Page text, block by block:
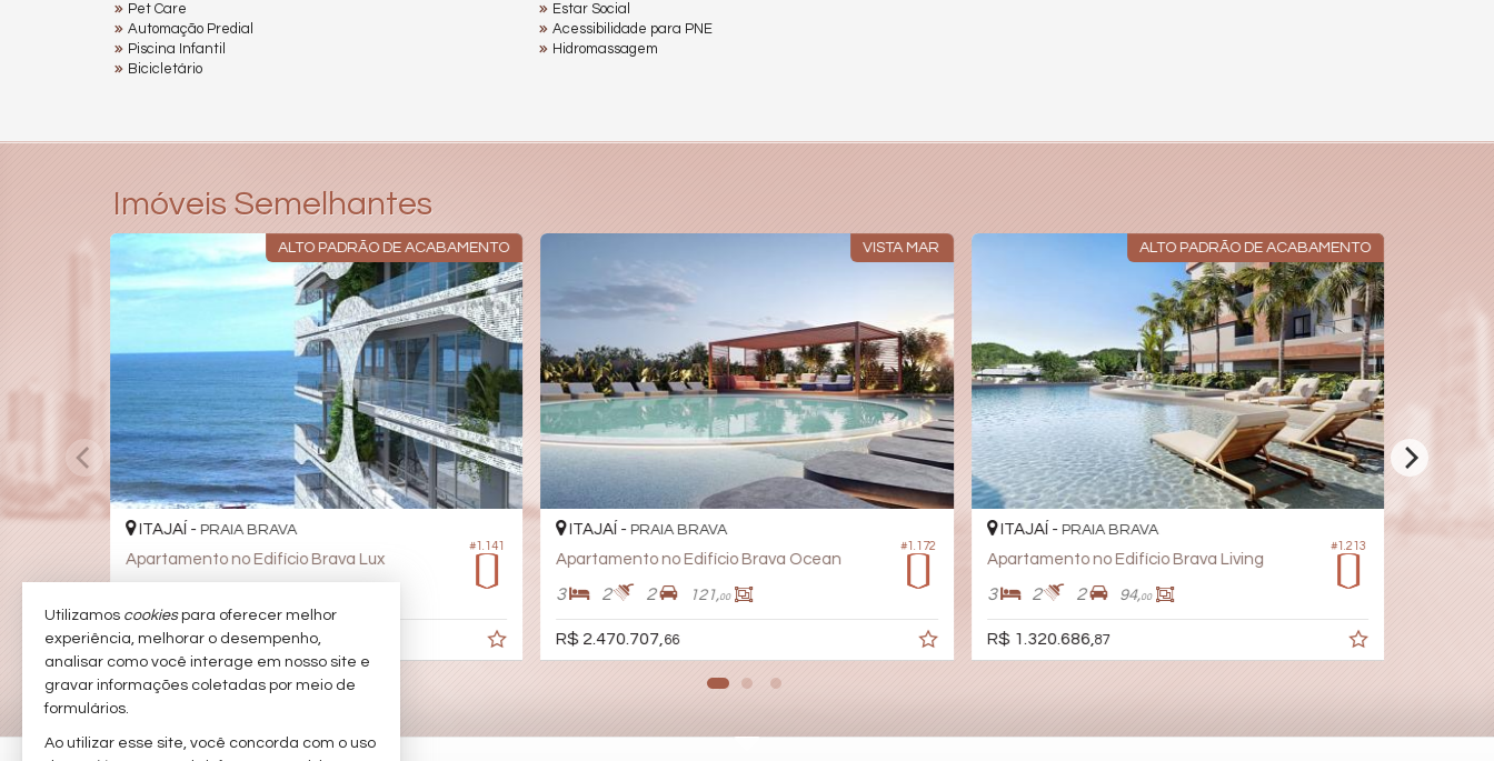
Pet Care
Automação Predial
Piscina Infantil
Bicicletário
Estar Social
Acessibilidade para PNE
Hidromassagem
Imóveis Semelhantes
ALTO PADRÃO DE ACABAMENTO
#1.141
ITAJAÍ - PRAIA BRAVA
Apartamento no Edifício Brava Lux
R$ 5.641.200,00
VISTA MAR
#1.172
ITAJAÍ - PRAIA BRAVA
Apartamento no Edifício Brava Ocean
3 2 2 121,00
R$ 2.470.707,66
ALTO PADRÃO DE ACABAMENTO
#1.213
ITAJAÍ - PRAIA BRAVA
Apartamento no Edifício Brava Living
3 2 2 94,00
R$ 1.320.686,87
Utilizamos cookiespara oferecer melhor
experiência, melhorar o desempenho,
analisar como você interage em nosso site e
gravar informações coletadas por meio de
formulários.
Ao utilizar esse site, você concorda com o uso